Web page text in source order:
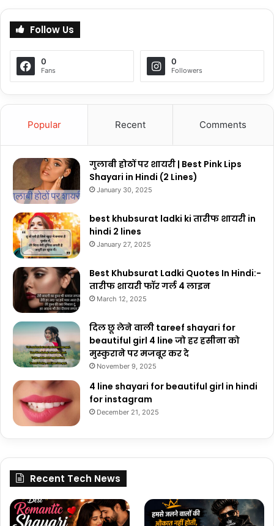
Follow Us
0
Fans
0
Followers
Popular Recent Comments
गुलाबी होठों पर शायरी | Best Pink Lips
Shayari in Hindi (2 Lines)
January 30, 2025
best khubsurat ladki ki तारीफ शायरी in
hindi 2 lines
January 27, 2025
Best Khubsurat Ladki Quotes In Hindi:-
तारीफ शायरी फॉर गर्ल 4 लाइन
March 12, 2025
दिल छू लेने वाली tareef shayari for
beautiful girl 4 line जो हर हसीना को
मुस्कुराने पर मजबूर कर दे
November 9, 2025
4 line shayari for beautiful girl in hindi
for instagram
December 21, 2025
Recent Tech News